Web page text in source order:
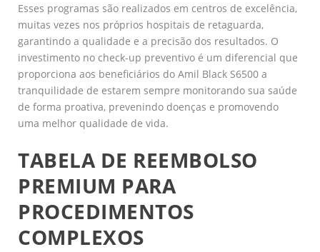
Esses programas são realizados em centros de excelência,
muitas vezes nos próprios hospitais de retaguarda,
garantindo a qualidade e a precisão dos resultados. O
investimento no check-up preventivo é um diferencial que
proporciona aos beneficiários do Amil Black S6500 a
tranquilidade de estarem sempre monitorando sua saúde
de forma proativa, prevenindo doenças e promovendo
uma melhor qualidade de vida.
TABELA DE REEMBOLSO
PREMIUM PARA
PROCEDIMENTOS
COMPLEXOS